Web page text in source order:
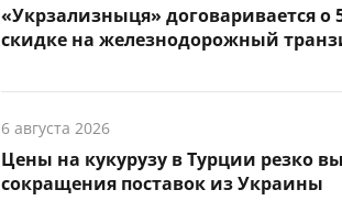
«Укрзализныця» договаривается о
скидке на железнодорожный
6 августа 2026
Цены на кукурузу в Турции резко
сокращения поставок из Украины